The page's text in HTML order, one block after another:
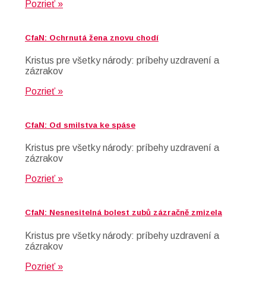
Pozrieť »
CfaN: Ochrnutá žena znovu chodí
Kristus pre všetky národy: príbehy uzdravení a
zázrakov
Pozrieť »
CfaN: Od smilstva ke spáse
Kristus pre všetky národy: príbehy uzdravení a
zázrakov
Pozrieť »
CfaN: Nesnesitelná bolest zubů zázračně zmizela
Kristus pre všetky národy: príbehy uzdravení a
zázrakov
Pozrieť »